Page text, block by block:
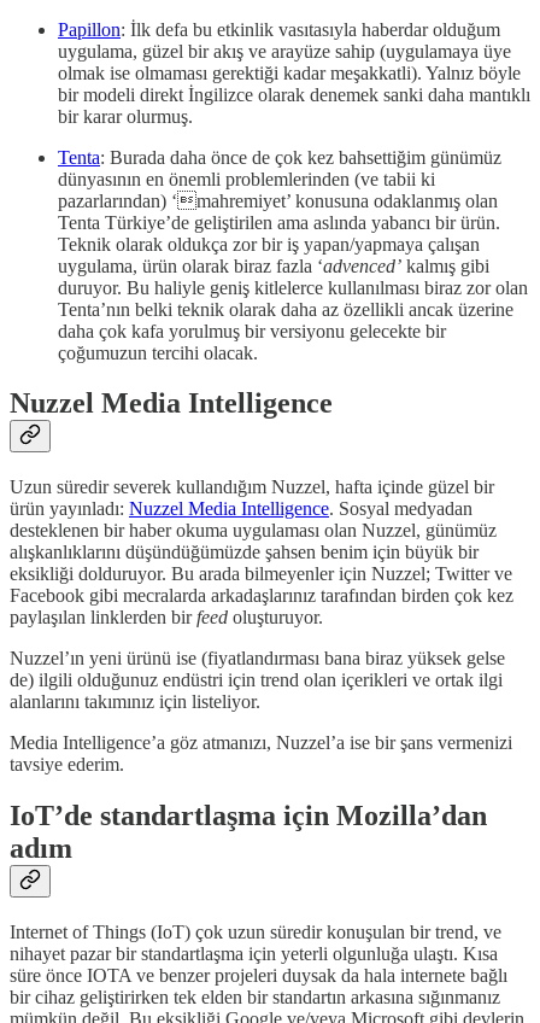
Papillon: İlk defa bu etkinlik vasıtasıyla haberdar olduğum
uygulama, güzel bir akış ve arayüze sahip (uygulamaya üye
olmak ise olmaması gerektiği kadar meşakkatli). Yalnız böyle
bir modeli direkt İngilizce olarak denemek sanki daha mantıklı
bir karar olurmuş.
Tenta: Burada daha önce de çok kez bahsettiğim günümüz
dünyasının en önemli problemlerinden (ve tabii ki
pazarlarından) ‘mahremiyet’ konusuna odaklanmış olan
Tenta Türkiye’de geliştirilen ama aslında yabancı bir ürün.
Teknik olarak oldukça zor bir iş yapan/yapmaya çalışan
uygulama, ürün olarak biraz fazla ‘advenced’ kalmış gibi
duruyor. Bu haliyle geniş kitlelerce kullanılması biraz zor olan
Tenta’nın belki teknik olarak daha az özellikli ancak üzerine
daha çok kafa yorulmuş bir versiyonu gelecekte bir
çoğumuzun tercihi olacak.
Nuzzel Media Intelligence
Uzun süredir severek kullandığım Nuzzel, hafta içinde güzel bir
ürün yayınladı: Nuzzel Media Intelligence. Sosyal medyadan
desteklenen bir haber okuma uygulaması olan Nuzzel, günümüz
alışkanlıklarını düşündüğümüzde şahsen benim için büyük bir
eksikliği dolduruyor. Bu arada bilmeyenler için Nuzzel; Twitter ve
Facebook gibi mecralarda arkadaşlarınız tarafından birden çok kez
paylaşılan linklerden birfeed oluşturuyor.
Nuzzel’ın yeni ürünü ise (fiyatlandırması bana biraz yüksek gelse
de) ilgili olduğunuz endüstri için trend olan içerikleri ve ortak ilgi
alanlarını takımınız için listeliyor.
Media Intelligence’a göz atmanızı, Nuzzel’a ise bir şans vermenizi
tavsiye ederim.
IoT’de standartlaşma için Mozilla’dan
adım
Internet of Things (IoT) çok uzun süredir konuşulan bir trend, ve
nihayet pazar bir standartlaşma için yeterli olgunluğa ulaştı. Kısa
süre önce IOTA ve benzer projeleri duysak da hala internete bağlı
bir cihaz geliştirirken tek elden bir standartın arkasına sığınmanız